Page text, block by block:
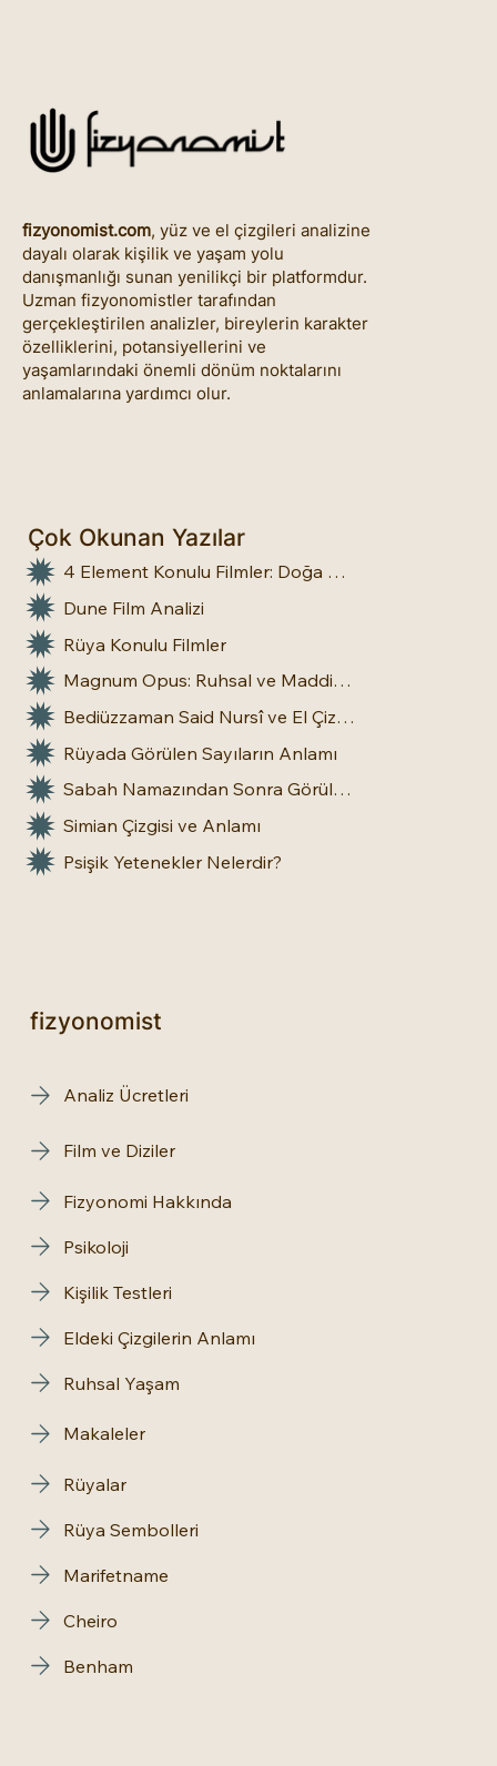
fizyonomist.com, yüz ve el çizgileri analizine
dayalı olarak kişilik ve yaşam yolu
danışmanlığı sunan yenilikçi bir platformdur.
Uzman fizyonomistler tarafından
gerçekleştirilen analizler, bireylerin karakter
özelliklerini, potansiyellerini ve
yaşamlarındaki önemli dönüm noktalarını
anlamalarına yardımcı olur.
Çok Okunan Yazılar
4 Element Konulu Filmler: Doğa Üstü Güçler
Dune Film Analizi
Rüya Konulu Filmler
Magnum Opus: Ruhsal ve Maddi Dönüşümün Büyük Eseri
Bediüzzaman Said Nursî ve El Çizgileri: İnsan Doğasına Dair Bir Bakış
Rüyada Görülen Sayıların Anlamı
Sabah Namazından Sonra Görülen Rüya Gerçek Olur mu?
Simian Çizgisi ve Anlamı
Psişik Yetenekler Nelerdir?
fizyonomist
Analiz Ücretleri
Film ve Diziler
Makaleler
Fizyonomi Hakkında
Psikoloji
Kişilik Testleri
Eldeki Çizgilerin Anlamı
Ruhsal Yaşam
Rüyalar
Rüya Sembolleri
Marifetname
Cheiro
Benham